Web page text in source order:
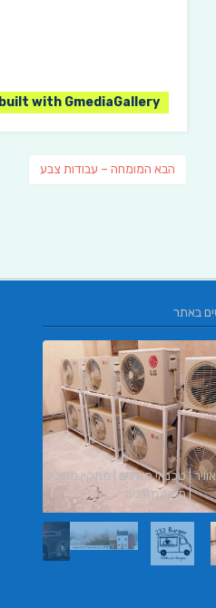
built with GmediaGallery
הבא פוסט
המומחה – עבודות צבע
באתר
אוויר | טכנאי מזגנים | מתקין מזגנים
| תיקון מזגנים